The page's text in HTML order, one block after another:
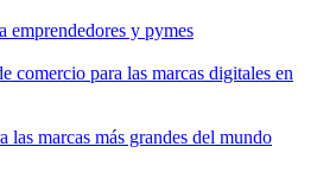
emprendedores y pymes
comercio para las marcas digitales en
las marcas más grandes del mundo